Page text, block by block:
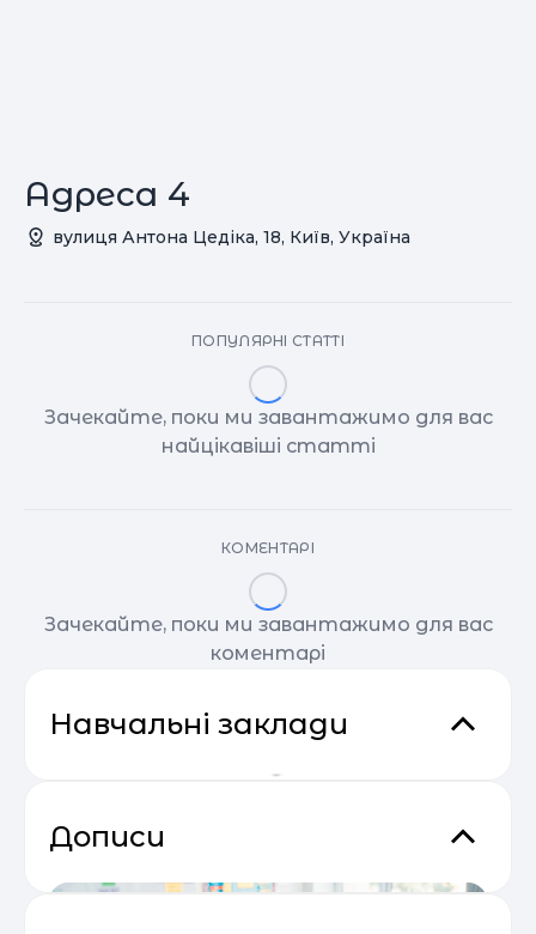
Адреса 4
вулиця Антона Цедіка, 18, Київ, Україна
ПОПУЛЯРНІ СТАТТІ
Зачекайте, поки ми завантажимо для вас
найцікавіші статті
КОМЕНТАРІ
Зачекайте, поки ми завантажимо для вас
коментарі
Навчальні заклади
Дописи